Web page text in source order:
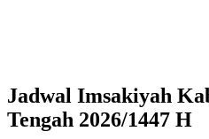
Jadwal Imsakiyah
Tengah 2026/1447 H